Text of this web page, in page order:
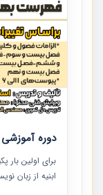
دوره
برای اولین بار
ابنیه از زبان
ردیف ها و